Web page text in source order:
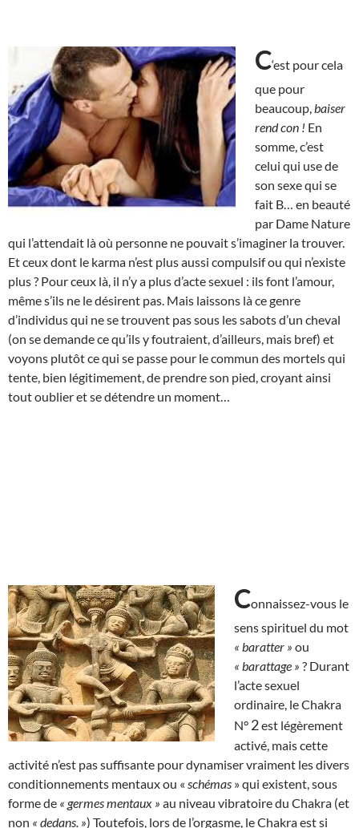
C‘est pour cela
que pour
beaucoup, baiser
rend con ! En
somme, c’est
celui qui use de
son sexe qui se
fait B… en beauté
par Dame Nature
qui l’attendait là où personne ne pouvait s’imaginer la trouver.
Et ceux dont le karma n’est plus aussi compulsif ou qui n’existe
plus ? Pour ceux là, il n’y a plus d’acte sexuel : ils font l’amour,
même s’ils ne le désirent pas. Mais laissons là ce genre
d’individus qui ne se trouvent pas sous les sabots d’un cheval
(on se demande ce qu’ils y foutraient, d’ailleurs, mais bref) et
voyons plutôt ce qui se passe pour le commun des mortels qui
tente, bien légitimement, de prendre son pied, croyant ainsi
tout oublier et se détendre un moment…
Connaissez-vous le
sens spirituel du mot
« baratter » ou
« barattage » ? Durant
l’acte sexuel
ordinaire, le Chakra
N° 2est légèrement
activé, mais cette
activité n’est pas suffisante pour dynamiser vraiment les divers
conditionnements mentaux ou « schémas » qui existent, sous
forme de « germes mentaux » au niveau vibratoire du Chakra (et
non « dedans. ») Toutefois, lors de l’orgasme, le Chakra est si